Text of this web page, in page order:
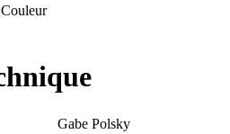
Gabe Polsky